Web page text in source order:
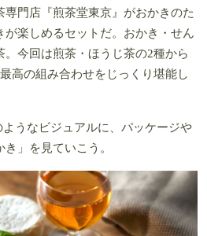
専門店『煎茶堂東京』がおかきのた
楽しめるセットだ。おかき・せん
今回は煎茶・ほうじ茶の2種から
高の組み合わせをじっくり堪能し
うなビジュアルに、パッケージや
」を見ていこう。